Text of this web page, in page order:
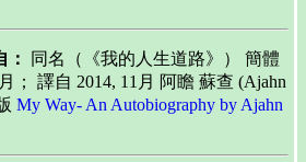
同名（《我的人生道路》） 簡體
； 譯自 2014, 11月 阿瞻 蘇查 (Ajahn
My Way- An Autobiography by Ajahn